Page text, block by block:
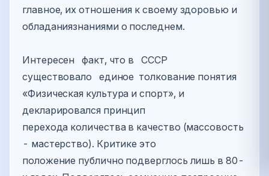
главное, их отношения к своему здоровью и
обладаниязнаниями о последнем.
Интересен факт, что в СССР
существовало единое толкование понятия
«Физическая культура и спорт», и
декларировался принцип
перехода количества в качество (массовость
- мастерство). Критике это
положение публично подверглось лишь в 80-